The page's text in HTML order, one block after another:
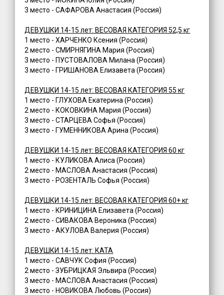
3 место - САФАРОВА Анастасия (Россия)
ДЕВУШКИ 14-15 лет: ВЕСОВАЯ КАТЕГОРИЯ 52,5 кг
1 место - ХАРЧЕНКО Ксения (Россия)
2 место - СМИРНЯГИНА Мария (Россия)
3 место - ПУСТОВАЛОВА Милана (Россия)
3 место - ГРИШАНОВА Елизавета (Россия)
ДЕВУШКИ 14-15 лет: ВЕСОВАЯ КАТЕГОРИЯ 55 кг
1 место - ГЛУХОВА Екатерина (Россия)
2 место - КОКОВКИНА Мария (Россия)
3 место - СТАРЦЕВА Софья (Россия)
3 место - ГУМЕННИКОВА Арина (Россия)
ДЕВУШКИ 14-15 лет: ВЕСОВАЯ КАТЕГОРИЯ 60 кг
1 место - КУЛИКОВА Алиса (Россия)
2 место - МАСЛОВА Анастасия (Россия)
3 место - РОЗЕНТАЛЬ Софья (Россия)
ДЕВУШКИ 14-15 лет: ВЕСОВАЯ КАТЕГОРИЯ 60+ кг
1 место - КРИНИЦИНА Елизавета (Россия)
2 место - СИВАКОВА Вероника (Россия)
3 место - АКУЛОВА Валерия (Россия)
ДЕВУШКИ 14-15 лет: КАТА
1 место - САВЧУК София (Россия)
2 место - ЗУБРИЦКАЯ Эльвира (Россия)
3 место - МАСЛОВА Анастасия (Россия)
3 место - НОВИКОВА Любовь (Россия)